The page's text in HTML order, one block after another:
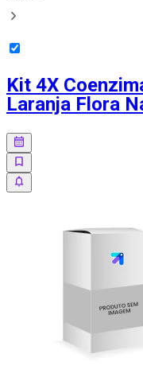
Kit 4X
Laranja Flora